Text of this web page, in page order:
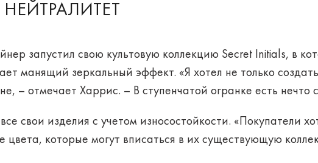
запустил свою культовую коллекцию Secret Initials, в
манящий зеркальный эффект. «Я хотел не только
– отмечает Харрис. – В ступенчатой огранке есть нечто
свои изделия с учетом износостойкости. «Покупатели
цвета, которые могут вписаться в их существующую